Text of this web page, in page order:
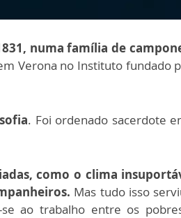
numa família de
Verona no Instituto fundado
. Foi ordenado sacerdote
como o clima
Mas tudo isso
ao trabalho entre os